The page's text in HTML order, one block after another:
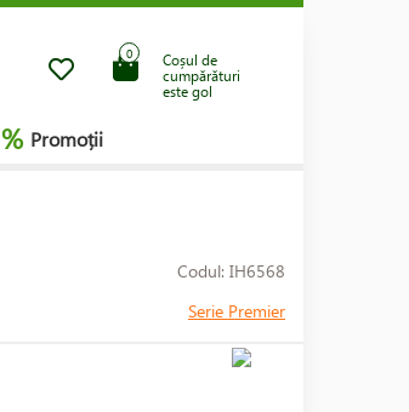
Coșul de
cumpărături
este gol
0
% Promoții
Codul: IH6568
Serie Premier